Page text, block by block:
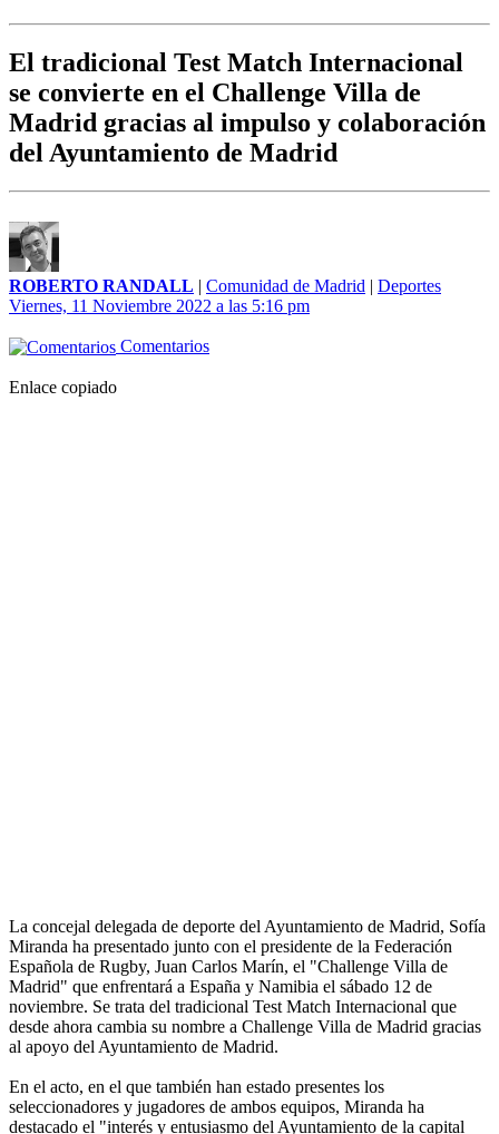
El tradicional Test Match Internacional
se convierte en el Challenge Villa de
Madrid gracias al impulso y colaboración
del Ayuntamiento de Madrid
ROBERTO RANDALL | Comunidad de Madrid | Deportes
Viernes, 11 Noviembre 2022 a las 5:16 pm
Comentarios
Enlace copiado
La concejal delegada de deporte del Ayuntamiento de Madrid, Sofía
Miranda ha presentado junto con el presidente de la Federación
Española de Rugby, Juan Carlos Marín, el "Challenge Villa de
Madrid" que enfrentará a España y Namibia el sábado 12 de
noviembre. Se trata del tradicional Test Match Internacional que
desde ahora cambia su nombre a Challenge Villa de Madrid gracias
al apoyo del Ayuntamiento de Madrid.
En el acto, en el que también han estado presentes los
seleccionadores y jugadores de ambos equipos, Miranda ha
destacado el "interés y entusiasmo del Ayuntamiento de la capital